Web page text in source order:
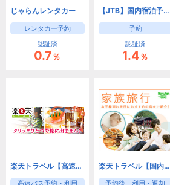
じゃらんレンタカー
レンタカー予約
認証済
0.7％
【JTB】国内宿泊予約(旅館・ホテル)と国内ツアー予約
予約
認証済
1.4％
楽天トラベル【高速バス】
高速バス予約・利用
楽天トラベル【国内レンタカー】
予約後、利用・返却